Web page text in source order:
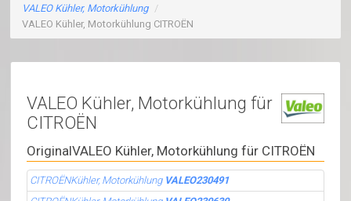
VALEO Kühler, Motorkühlung /
VALEO Kühler, Motorkühlung CITROËN
VALEO Kühler, Motorkühlung für
CITROËN
OriginalVALEO Kühler, Motorkühlung für CITROËN
CITROËNKühler, Motorkühlung VALEO230491